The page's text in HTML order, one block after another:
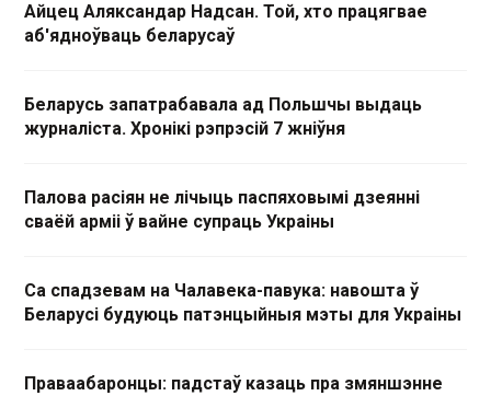
Айцец Аляксандар Надсан. Той, хто працягвае
аб'ядноўваць беларусаў
Беларусь запатрабавала ад Польшчы выдаць
журналіста. Хронікі рэпрэсій 7 жніўня
Палова расіян не лічыць паспяховымі дзеянні
сваёй арміі ў вайне супраць Украіны
Са спадзевам на Чалавека-павука: навошта ў
Беларусі будуюць патэнцыйныя мэты для Украіны
Праваабаронцы: падстаў казаць пра змяншэнне